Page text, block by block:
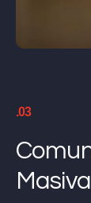
.03
Masiva